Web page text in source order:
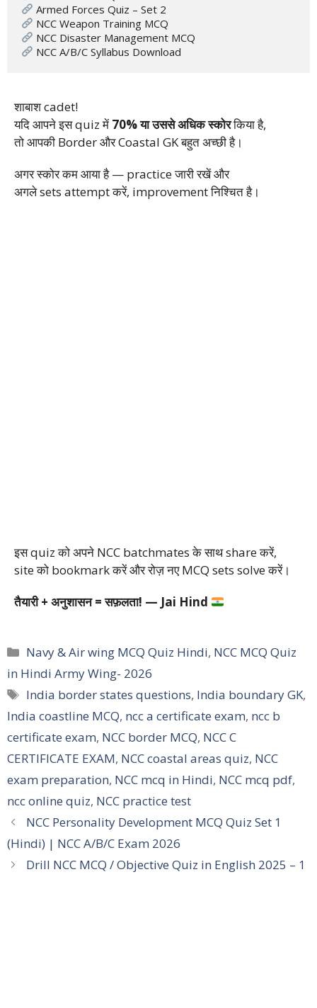
NCC A/B/C Syllabus Download
शाबाश cadet!
यदि आपने इस quiz में 70% या उससे अधिक स्कोरकिया है,
तो आपकी Border और Coastal GK बहुत अच्छी है।
अगर स्कोर कम आया है — practice जारी रखें और
अगले sets attempt करें, improvement निश्चित है।
इस quiz को अपने NCC batchmates के साथ share करें,
site को bookmark करें और रोज़ नए MCQ sets solve करें।
तैयारी + अनुशासन = सफ़लता! — Jai Hind
Categories
Navy & Air wing MCQ Quiz Hindi, NCC MCQ Quiz
in Hindi Army Wing- 2026
Tags
India border states questions, India boundary GK,
India coastline MCQ, ncc a certificate exam, ncc b
certificate exam, NCC border MCQ, NCC C
CERTIFICATE EXAM, NCC coastal areas quiz, NCC
exam preparation, NCC mcq in Hindi, NCC mcq pdf,
ncc online quiz, NCC practice test
NCC Personality Development MCQ Quiz Set 1
(Hindi) | NCC A/B/C Exam 2026
Drill NCC MCQ / Objective Quiz in English 2025 – 1